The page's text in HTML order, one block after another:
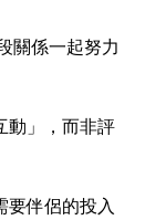
關係一起努力
」，而非評
伴侶的投入